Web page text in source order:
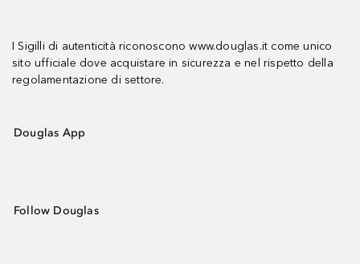
I Sigilli di autenticità riconoscono www.douglas.it come unico
sito ufficiale dove acquistare in sicurezza e nel rispetto della
regolamentazione di settore.
Douglas App
Follow Douglas